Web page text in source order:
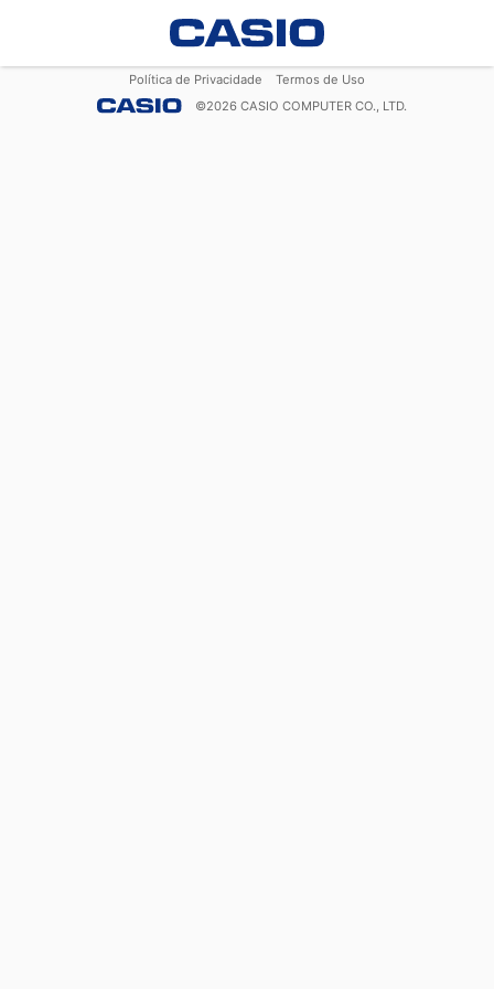
Política de Privacidade
Termos de Uso
©2026 CASIO COMPUTER CO., LTD.